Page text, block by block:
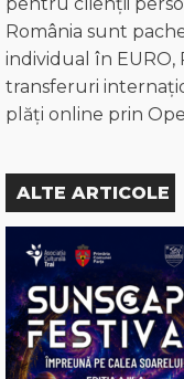
pentru clienții
România sunt
individual în EURO,
transferuri
plăți online prin
ALTE ARTICOLE